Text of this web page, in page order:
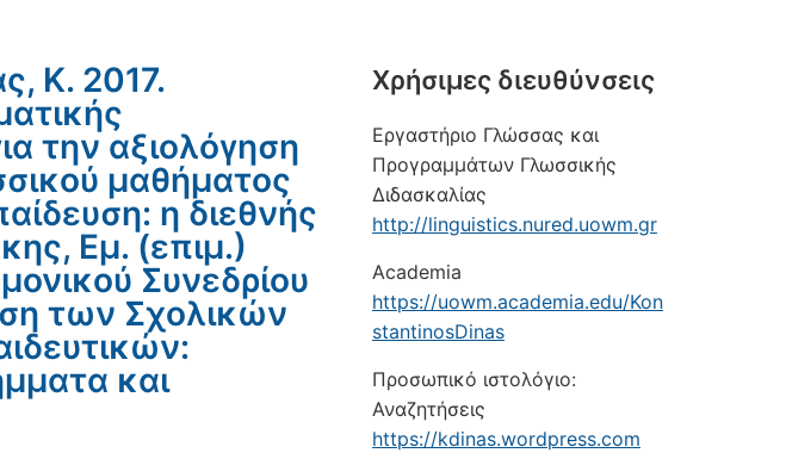
Κ. 2017.
την αξιολόγηση
μαθήματος
η διεθνής
Εμ. (επιμ.)
Συνεδρίου
των Σχολικών
και
Xρήσιμες διευθύνσεις
Εργαστήριο Γλώσσας και
Προγραμμάτων Γλωσσικής
Διδασκαλίας
http://linguistics.nured.uowm.gr
Academia
https://uowm.academia.edu/Kon
stantinosDinas
Προσωπικό ιστολόγιο:
Αναζητήσεις
https://kdinas.wordpress.com